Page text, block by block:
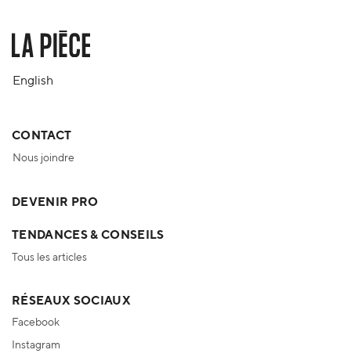
English
CONTACT
Nous joindre
DEVENIR PRO
TENDANCES & CONSEILS
Tous les articles
RÉSEAUX SOCIAUX
Facebook
Instagram